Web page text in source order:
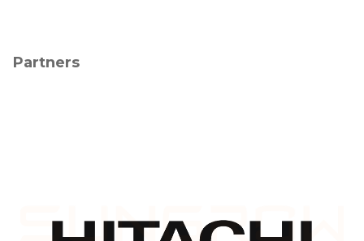
Partners